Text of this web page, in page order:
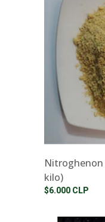
Nitroghenon
kilo)
$6.000 CLP